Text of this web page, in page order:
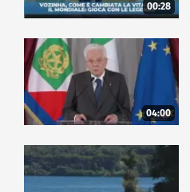
00:28
04:00